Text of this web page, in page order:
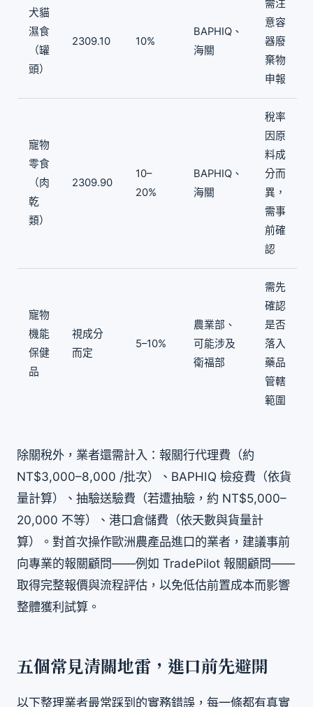
犬貓
濕食
（罐
頭）
2309.10 10%
BAPHIQ、
海關
需注
意容
器廢
棄物
申報
寵物
零食
（肉
乾
類）
2309.90
10–
20%
BAPHIQ、
海關
稅率
因原
料成
分而
異，
需事
前確
認
寵物
機能
保健
品
視成分
而定
5–10%
農業部、
可能涉及
衛福部
需先
確認
是否
落入
藥品
管轄
範圍
除關稅外，業者還需計入：報關行代理費（約
NT$3,000–8,000 /批次）、BAPHIQ 檢疫費（依貨
量計算）、抽驗送驗費（若遭抽驗，約 NT$5,000–
20,000 不等）、港口倉儲費（依天數與貨量計
算）。對首次操作歐洲農產品進口的業者，建議事前
向專業的報關顧問——例如 TradePilot 報關顧問——
取得完整報價與流程評估，以免低估前置成本而影響
整體獲利試算。
五個常見清關地雷，進口前先避開
以下整理業者最常踩到的實務錯誤，每一條都有真實